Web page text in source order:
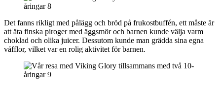
Det fanns rikligt med pålägg och bröd på frukostbuffén, ett måste är
att äta finska piroger med äggsmör och barnen kunde välja varm
choklad och olika juicer. Dessutom kunde man grädda sina egna
våfflor, vilket var en rolig aktivitet för barnen.